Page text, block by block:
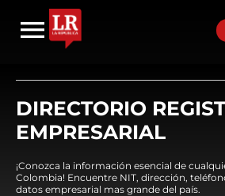
DIRECTORIO
EMPRESARIAL
¡Conozca la información esencial de
Colombia! Encuentre NIT, dirección,
datos empresarial mas grande del país.